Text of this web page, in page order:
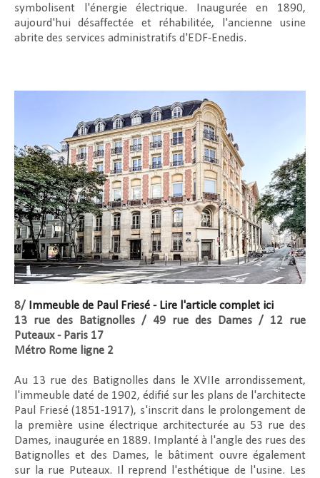
symbolisent l'énergie électrique. Inaugurée en 1890,
aujourd'hui désaffectée et réhabilitée, l'ancienne usine
abrite des services administratifs d'EDF-Enedis.
8/ Immeuble de Paul Friesé - Lire l'article complet ici
13 rue des Batignolles / 49 rue des Dames / 12 rue
Puteaux - Paris 17
Métro Rome ligne 2
Au 13 rue des Batignolles dans le XVIIe arrondissement,
l'immeuble daté de 1902, édifié sur les plans de l'architecte
Paul Friesé (1851-1917), s'inscrit dans le prolongement de
la première usine électrique architecturée au 53 rue des
Dames, inaugurée en 1889. Implanté à l'angle des rues des
Batignolles et des Dames, le bâtiment ouvre également
sur la rue Puteaux. Il reprend l'esthétique de l'usine. Les